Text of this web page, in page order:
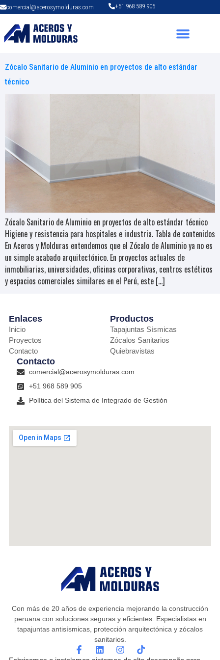
comercial@acerosymolduras.com +51 968 589 905
Zócalo Sanitario de Aluminio en proyectos de alto estándar
técnico
Zócalo Sanitario de Aluminio en proyectos de alto estándar técnico
Higiene y resistencia para hospitales e industria. Tabla de contenidos
En Aceros y Molduras entendemos que el Zócalo de Aluminio ya no es
un simple acabado arquitectónico. En proyectos actuales de
inmobiliarias, universidades, oficinas corporativas, centros estéticos
y espacios comerciales similares en el Perú, este […]
Con más de 20 años de experiencia mejorando la construcción
peruana con soluciones seguras y eficientes. Especialistas en
tapajuntas antisísmicas, protección arquitectónica y zócalos
sanitarios.
Enlaces
Inicio
Proyectos
Contacto
Productos
Tapajuntas Sísmicas
Zócalos Sanitarios
Quiebravistas
Contacto
comercial@acerosymolduras.com
+51 968 589 905
Política del Sistema de Integrado de Gestión